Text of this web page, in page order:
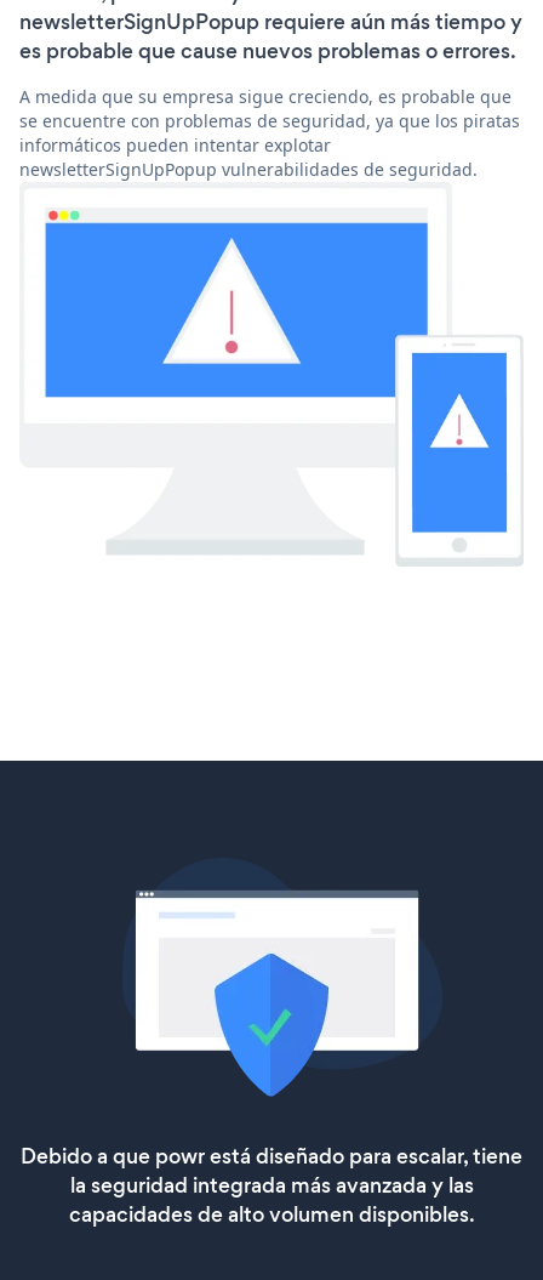
newsletterSignUpPopup requiere aún más tiempo y
es probable que cause nuevos problemas o errores.
A medida que su empresa sigue creciendo, es probable que
se encuentre con problemas de seguridad, ya que los piratas
informáticos pueden intentar explotar
newsletterSignUpPopup vulnerabilidades de seguridad.
Debido a que powr está diseñado para escalar, tiene
la seguridad integrada más avanzada y las
capacidades de alto volumen disponibles.